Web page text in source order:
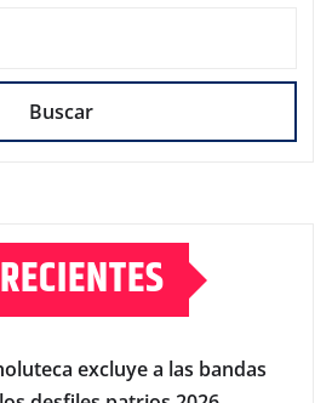
Buscar
excluye a las bandas